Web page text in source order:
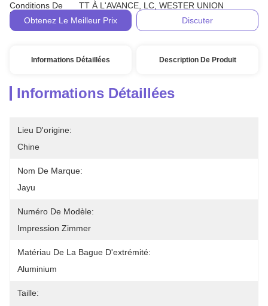
Conditions De
Paiement:
TT À L'AVANCE, LC, WESTER UNION
Obtenez Le Meilleur Prix
Discuter
Informations Détaillées Description De Produit
Informations Détaillées
Lieu D'origine:
Chine
Nom De Marque:
Jayu
Numéro De Modèle:
Impression Zimmer
Matériau De La Bague D'extrémité:
Aluminium
Taille: